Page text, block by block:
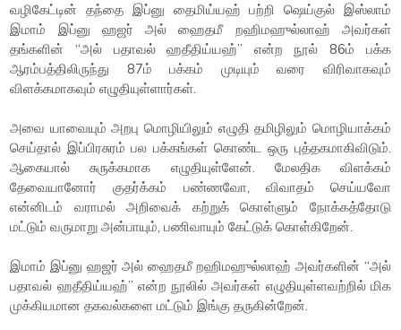
வழிகேட்டின் தந்தை இப்னு தைமிய்யஹ் பற்றி ஷெய்குல் இஸ்லாம்
இமாம் இப்னு ஹஜர் அல் ஹைதமீ றஹிமஹுல்லாஹ் அவர்கள்
தங்களின் “அல் பதாவல் ஹதீதிய்யஹ்” என்ற நூல் 86ம் பக்க
ஆரம்பத்திலிருந்து 87ம் பக்கம் முடியும் வரை விரிவாகவும்
விளக்கமாகவும் எழுதியுள்ளார்கள்.
அவை யாவையும் அறபு மொழியிலும் எழுதி தமிழிலும் மொழியாக்கம்
செய்தால் இப்பிரசுரம் பல பக்கங்கள் கொண்ட ஒரு புத்தகமாகிவிடும்.
ஆகையால் சுருக்கமாக எழுதியுள்ளேன். மேலதிக விளக்கம்
தேவையானோர் குதர்க்கம் பண்ணவோ, விவாதம் செய்யவோ
என்னிடம் வராமல் அறிவைக் கற்றுக் கொள்ளும் நோக்கத்தோடு
மட்டும் வருமாறு அன்பாயும், பணிவாயும் கேட்டுக் கொள்கிறேன்.
இமாம் இப்னு ஹஜர் அல் ஹைதமீ றஹிமஹுல்லாஹ் அவர்களின் “அல்
பதாவல் ஹதீதிய்யஹ்” என்ற நூலில் அவர்கள் எழுதியுள்ளவற்றில் மிக
முக்கியமான தகவல்களை மட்டும் இங்கு தருகின்றேன்.